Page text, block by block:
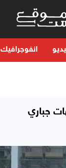
انفوجرافيك
جباري